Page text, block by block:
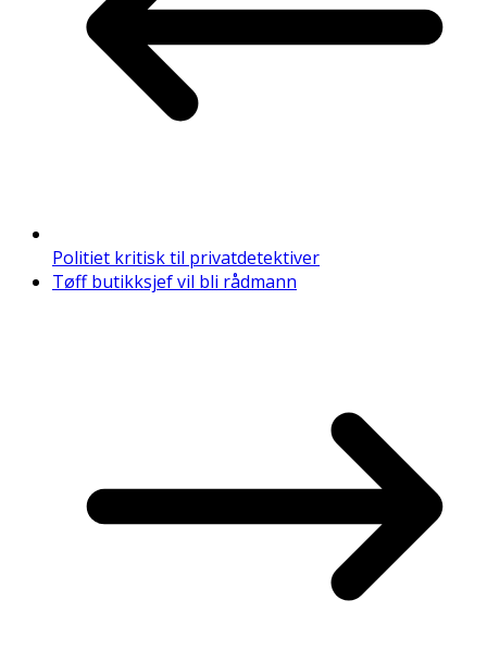
Politiet kritisk til privatdetektiver
Tøff butikksjef vil bli rådmann